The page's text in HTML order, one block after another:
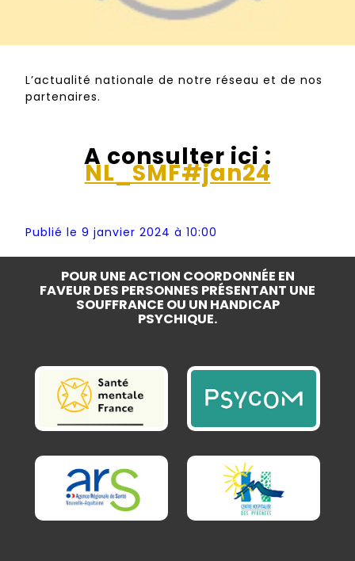
L’actualité nationale de notre réseau et de nos
partenaires.
A consulter ici :
NL_SMF#jan24
Publié le 9 janvier 2024 à 10:00
POUR UNE ACTION COORDONNÉE EN
FAVEUR DES PERSONNES PRÉSENTANT UNE
SOUFFRANCE OU UN HANDICAP
PSYCHIQUE.